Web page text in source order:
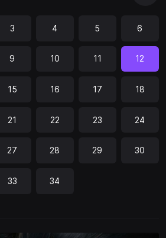
3 4 5 6
9 10 11 12
15 16 17 18
21 22 23 24
27 28 29 30
33 34